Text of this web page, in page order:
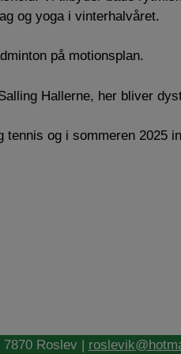
og yoga i vinterhalvåret.
på motionsplan.
Hallerne, her bliver
tennis og i sommeren
Roslev |